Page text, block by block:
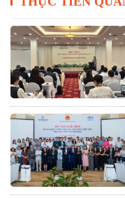
THỰC TIỄN